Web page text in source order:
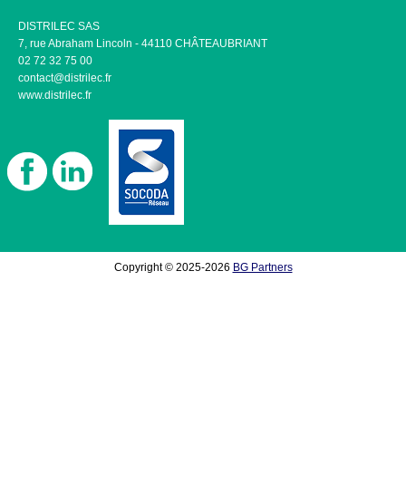
DISTRILEC SAS
7, rue Abraham Lincoln - 44110 CHÂTEAUBRIANT
02 72 32 75 00
contact@distrilec.fr
www.distrilec.fr
Copyright © 2025-2026 BG Partners